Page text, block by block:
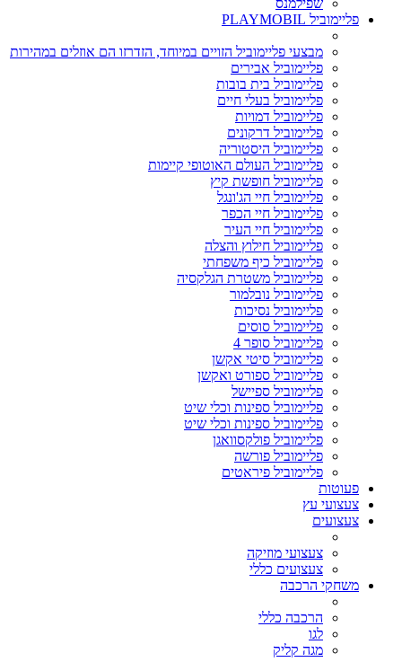
פליימוביל PLAYMOBIL
מבצעי פליימוביל הזויים במיוחד, הזדרזו הם אוזלים במהירות
פליימוביל אבירים
פליימוביל בית בובות
פליימוביל בעלי חיים
פליימוביל דמויות
פליימוביל דרקונים
פליימוביל היסטוריה
פליימוביל העולם האוטופי קיימות
פליימוביל חופשת קיץ
פליימוביל חיי הג'ונגל
פליימוביל חיי הכפר
פליימוביל חיי העיר
פליימוביל חילוץ והצלה
פליימוביל כיף משפחתי
פליימוביל משטרת הגלקסיה
פליימוביל נובלמור
פליימוביל נסיכות
פליימוביל סוסים
פליימוביל סופר 4
פליימוביל סיטי אקשן
פליימוביל ספורט ואקשן
פליימוביל ספיישל
פליימוביל ספינות וכלי שיט
פליימוביל ספינות וכלי שיט
פליימוביל פולקסוואגן
פליימוביל פורשה
פליימוביל פיראטים
פעוטות
צעצועי עץ
צעצועים
צעצועי מוזיקה
צעצועים כללי
משחקי הרכבה
הרכבה כללי
לגו
מגה קליק